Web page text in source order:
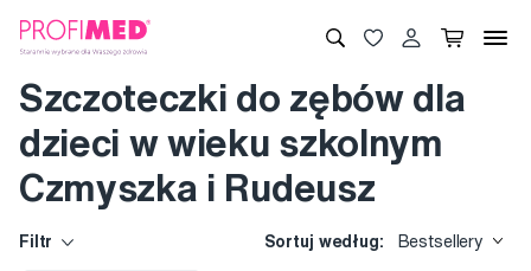
Szczoteczki do zębów dla
dzieci w wieku szkolnym
Czmyszka i Rudeusz
Filtr Sortuj według: Bestsellery